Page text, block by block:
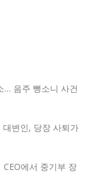
… 음주 뺑소니 사건
대변인, 당장 사퇴가
에서 중기부 장